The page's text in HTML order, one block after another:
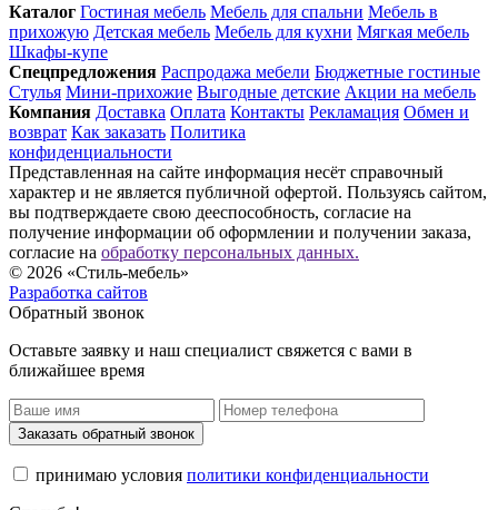
Каталог Гостиная мебель Мебель для спальни Мебель в
прихожую Детская мебель Мебель для кухни Мягкая мебель
Шкафы-купе
Спец­предложения Распродажа мебели Бюджетные гостиные
Стулья Мини-прихожие Выгодные детские Акции на мебель
Компания Доставка Оплата Контакты Рекламация Обмен и
возврат Как заказать Политика
конфиденциальности
Представленная на сайте информация несёт справочный
характер и не является публичной офертой. Пользуясь сайтом,
вы подтверждаете свою дееспособность, согласие на
получение информации об оформлении и получении заказа,
согласие на обработку персональных данных.
© 2026 «Стиль-мебель»
Разработка сайтов
Обратный звонок
Оставьте заявку и наш специалист свяжется с вами в
ближайшее время
Заказать обратный звонок
принимаю условия политики конфиденциальности